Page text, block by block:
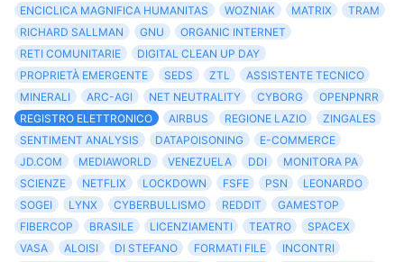
ENCICLICA MAGNIFICA HUMANITAS
WOZNIAK MATRIX
TRAM
RICHARD SALLMAN
GNU
ORGANIC INTERNET
RETI COMUNITARIE
DIGITAL CLEAN UP DAY
PROPRIETÀ EMERGENTE
SEDS ZTL
ASSISTENTE TECNICO
MINERALI
ARC-AGI NET NEUTRALITY CYBORG
OPENPNRR
REGISTRO ELETTRONICO
AIRBUS REGIONE LAZIO
ZINGALES
SENTIMENT ANALYSIS
DATAPOISONING
E-COMMERCE
JD.COM
MEDIAWORLD VENEZUELA DDI
MONITORA PA
SCIENZE
NETFLIX LOCKDOWN FSFE PSN
LEONARDO
SOGEI
LYNX CYBERBULLISMO REDDIT
GAMESTOP
FIBERCOP
BRASILE LICENZIAMENTI TEATRO
SPACEX
VASA
ALOISI DI STEFANO FORMATI FILE INCONTRI